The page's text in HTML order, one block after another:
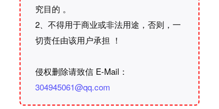
究目的 。
2、不得用于商业或非法用途，否则，一
切责任由该用户承担 ！
侵权删除请致信 E-Mail：
304945061@qq.com